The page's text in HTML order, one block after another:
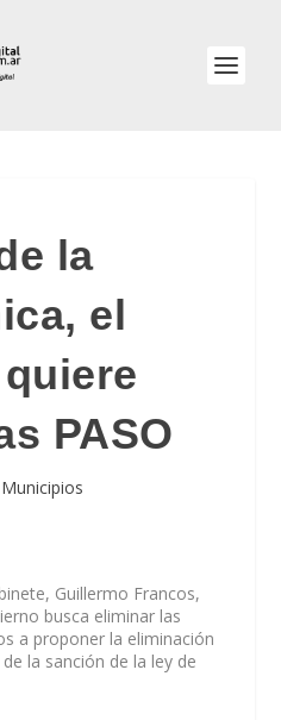
la
el
PASO
Municipios
Guillermo Francos,
busca eliminar las
a proponer la eliminación
la sanción de la ley de